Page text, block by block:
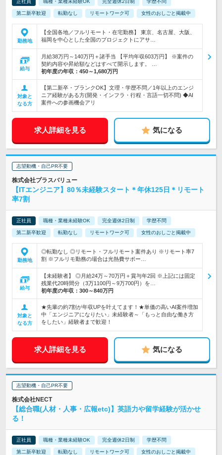
正社員 職種・業種未経験OK 完全週休2日制 学歴不問
第二新卒歓迎 転勤なし リモートワーク可 女性のおしごと掲載中
勤務地
【全国各地／フルリモート・在宅勤務】 東京、名古屋、大阪、
福岡を中心とした全国のプロジェクトにアサ…
給与
月給38万円～140万円＋諸手当 【平均年収603万円】 ※案件の
契約内容や昇給額などはすべて開示します。 …
初年度の年収： 450～1,680万円
対象と
なる方
【第二新卒・ブランクOK】文理・学歴不問／1年以上のエンジ
ニア経験がある方(開発・インフラ・行程・言語一切不問) ◆AI
案件への参画機会アリ
求人詳細を見る 気になる
志望動機・自己PR不要
株式会社プラスバリュー
【ITエンジニア】80％未経験スタート＊年休125日＊リモート
率7割
正社員 職種・業種未経験OK 完全週休2日制 学歴不問
第二新卒歓迎 転勤なし リモートワーク可 女性のおしごと掲載中
勤務地
◎転勤なし ◎リモート・フルリモート案件あり ※リモート率7
割 ※フルリモ勤務の場合は光熱費サポー…
給与
【未経験者】 ◎月給24万～70万円＋賞与年2回 ※上記には固定
残業代20時間分（3万1100円～9万700円）を…
初年度の年収： 300～840万円
対象と
なる方
★先輩の約7割が年収UPを叶えてます！★単価の高いAI案件増加
中「エンジニアになりたい」未経験者～「もっと自由な働き方
をしたい」経験者まで歓迎！
求人詳細を見る 気になる
志望動機・自己PR不要
株式会社NECT
【総合職(人材・人事・広報etc)】英語力や留学経験が活かせ
る！
正社員 職種・業種未経験OK 完全週休2日制 学歴不問
第二新卒歓迎 転勤なし リモートワーク可 女性のおしごと掲載中